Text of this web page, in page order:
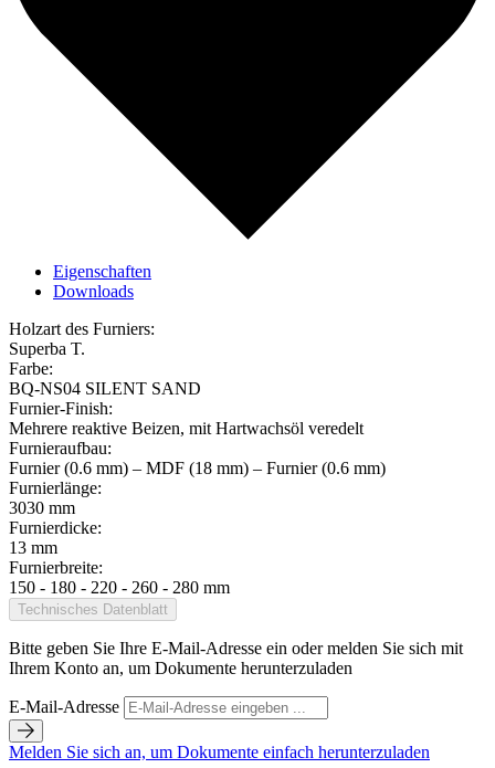
Eigenschaften
Downloads
Holzart des Furniers:
Superba T.
Farbe:
BQ-NS04 SILENT SAND
Furnier-Finish:
Mehrere reaktive Beizen, mit Hartwachsöl veredelt
Furnieraufbau:
Furnier (0.6 mm) – MDF (18 mm) – Furnier (0.6 mm)
Furnierlänge:
3030 mm
Furnierdicke:
13 mm
Furnierbreite:
150 - 180 - 220 - 260 - 280 mm
Technisches Datenblatt
Bitte geben Sie Ihre E-Mail-Adresse ein oder melden Sie sich mit
Ihrem Konto an, um Dokumente herunterzuladen
E-Mail-Adresse
Melden Sie sich an, um Dokumente einfach herunterzuladen